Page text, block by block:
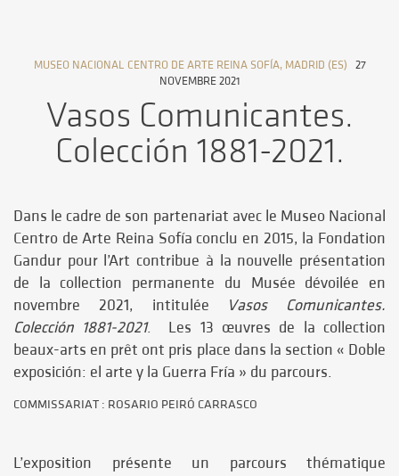
MUSEO NACIONAL CENTRO DE ARTE REINA SOFÍA, MADRID (ES) 27
NOVEMBRE 2021
Vasos Comunicantes.
Colección 1881-2021.
Dans le cadre de son partenariat avec le Museo Nacional
Centro de Arte Reina Sofía conclu en 2015, la Fondation
Gandur pour l’Art contribue à la nouvelle présentation
de la collection permanente du Musée dévoilée en
novembre 2021, intitulée
Vasos Comunicantes.
Colección 1881-2021. Les 13 œuvres de la collection
beaux-arts en prêt ont pris place dans la section « Doble
exposición: el arte y la Guerra Fría » du parcours.
COMMISSARIAT : ROSARIO PEIRÓ CARRASCO
L’exposition présente un parcours thématique